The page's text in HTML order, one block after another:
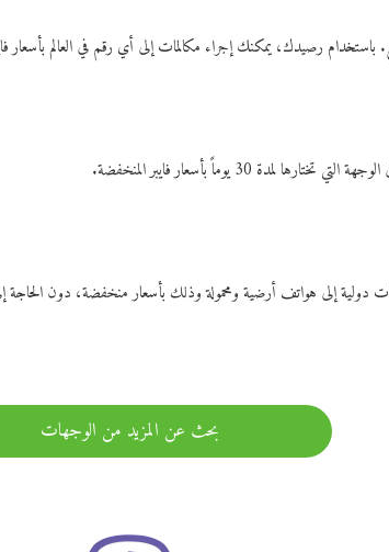
دولية إلى هواتف أرضية ومحمولة وذلك بأسعار منخفضة، دون
بحث عن المزيد من الوجهات